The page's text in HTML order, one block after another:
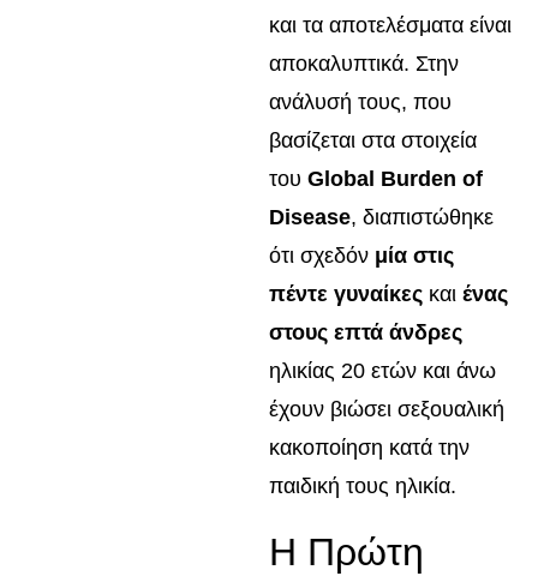
και τα αποτελέσματα είναι
αποκαλυπτικά. Στην
ανάλυσή τους, που
βασίζεται στα στοιχεία
του Global Burden of
Disease, διαπιστώθηκε
ότι σχεδόν μία στις
πέντε γυναίκες και ένας
στους επτά άνδρες
ηλικίας 20 ετών και άνω
έχουν βιώσει σεξουαλική
κακοποίηση κατά την
παιδική τους ηλικία.
Η Πρώτη